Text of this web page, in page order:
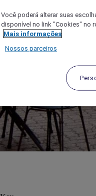
Você poderá alterar suas
disponível no link "Cookies" no
Mais informações
Nossos parceiros